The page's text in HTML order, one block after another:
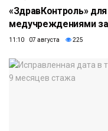
«ЗдравКонтроль»
медучреждениями
11:10 07 августа 225